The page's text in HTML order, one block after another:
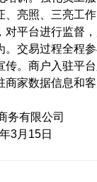
、亮照、三亮工
对平台进行监督
。交易过程全程
传。商户入驻平
商家数据信息和
务有限公司
15日